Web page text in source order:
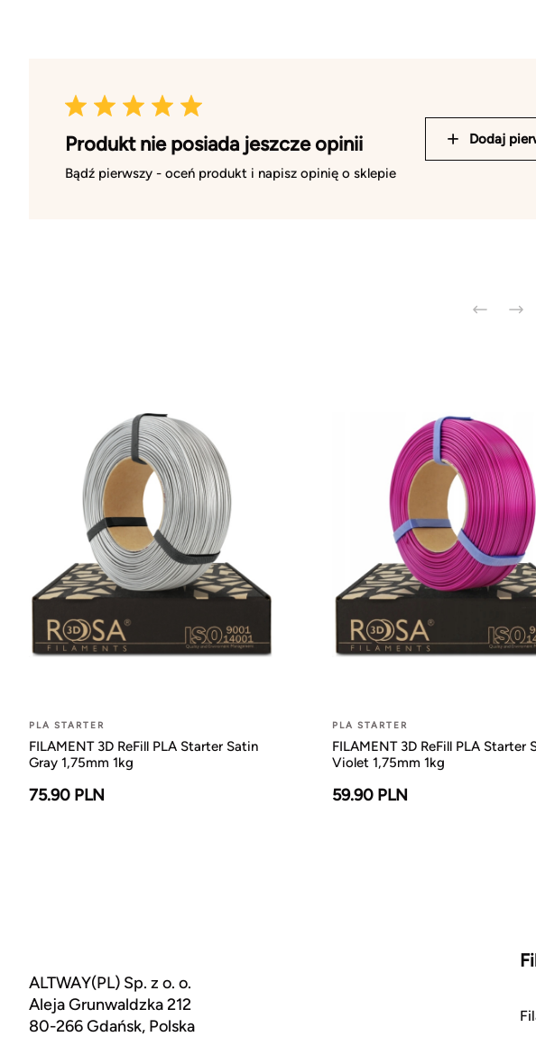
Produkt nie posiada jeszcze opinii
Bądź pierwszy - oceń produkt i napisz opinię o sklepie
Dodaj
PLA STARTER
FILAMENT 3D ReFill PLA Starter Satin
Gray 1,75mm 1kg
75.90 PLN
PLA STARTER
FILAMENT 3D ReFill PLA Starter
Violet 1,75mm 1kg
59.90 PLN
ALTWAY(PL) Sp. z o. o.
Aleja Grunwaldzka 212
80-266 Gdańsk, Polska